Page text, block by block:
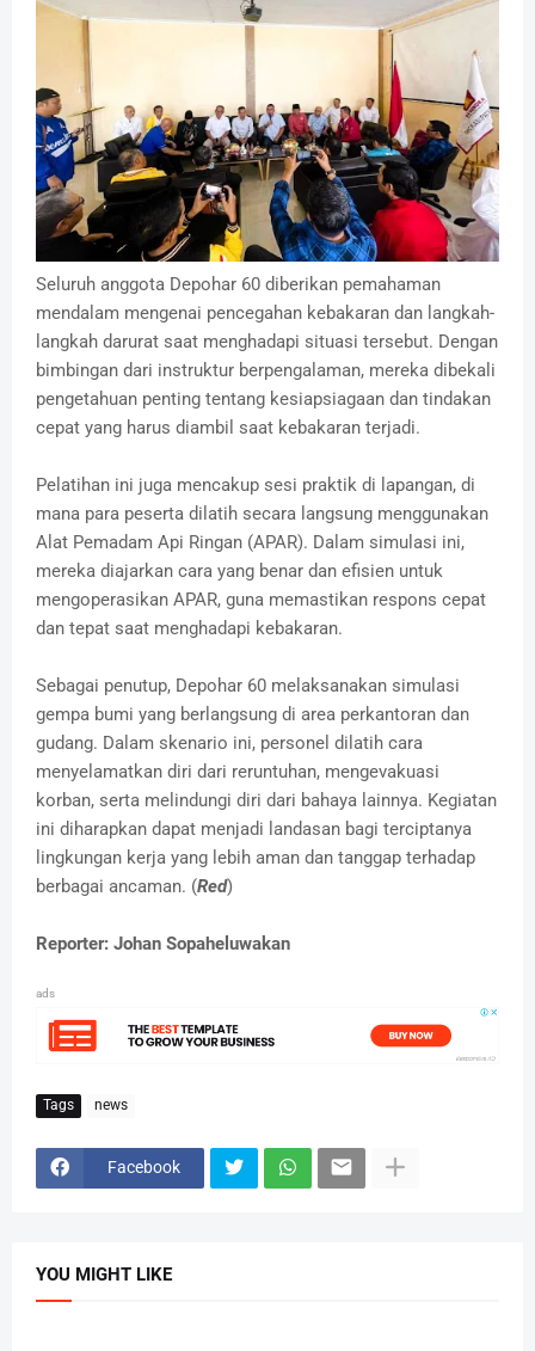
Seluruh anggota Depohar 60 diberikan pemahaman
mendalam mengenai pencegahan kebakaran dan langkah-
langkah darurat saat menghadapi situasi tersebut. Dengan
bimbingan dari instruktur berpengalaman, mereka dibekali
pengetahuan penting tentang kesiapsiagaan dan tindakan
cepat yang harus diambil saat kebakaran terjadi.
Pelatihan ini juga mencakup sesi praktik di lapangan, di
mana para peserta dilatih secara langsung menggunakan
Alat Pemadam Api Ringan (APAR). Dalam simulasi ini,
mereka diajarkan cara yang benar dan efisien untuk
mengoperasikan APAR, guna memastikan respons cepat
dan tepat saat menghadapi kebakaran.
Sebagai penutup, Depohar 60 melaksanakan simulasi
gempa bumi yang berlangsung di area perkantoran dan
gudang. Dalam skenario ini, personel dilatih cara
menyelamatkan diri dari reruntuhan, mengevakuasi
korban, serta melindungi diri dari bahaya lainnya. Kegiatan
ini diharapkan dapat menjadi landasan bagi terciptanya
lingkungan kerja yang lebih aman dan tanggap terhadap
berbagai ancaman. (Red)
Reporter: Johan Sopaheluwakan
ads
Tags news
Facebook
YOU MIGHT LIKE